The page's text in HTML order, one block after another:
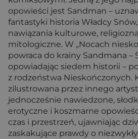
opowieści jest Sandman –
fantastyki historia Władcy
nawiązania kulturowe,
mitologiczne. W „Nocach
powraca do krainy Sandmana –
opowiadając siedem historii –
z rodzeństwa Nieskończonych.
zilustrowana przez innego
jednocześnie nawiedzone,
erotyczne i koszmarne
czas i przestrzeń, ujawniając
zaskakujące prawdy o